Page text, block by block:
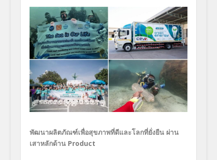
พัฒนาผลิตภัณฑ์เพื่อสุขภาพที่ดีและโลกที่ยั่งยืน ผ่าน
เสาหลักด้าน Product